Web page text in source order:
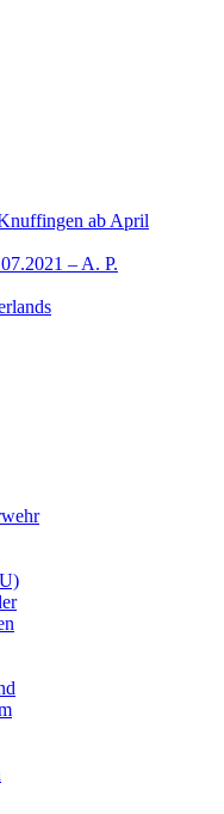
ab April
– A. P.